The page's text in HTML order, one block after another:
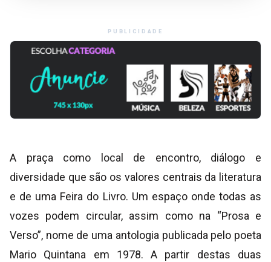
PUBLICIDADE
A praça como local de encontro, diálogo e
diversidade que são os valores centrais da literatura
e de uma Feira do Livro. Um espaço onde todas as
vozes podem circular, assim como na “Prosa e
Verso”, nome de uma antologia publicada pelo poeta
Mario Quintana em 1978. A partir destas duas